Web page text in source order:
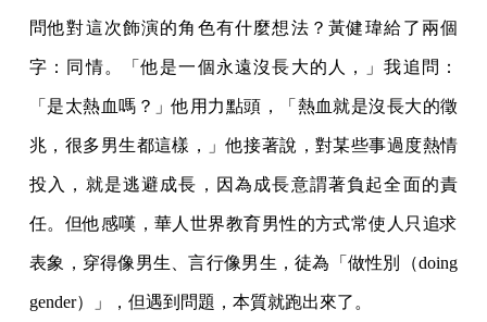
問他對這次飾演的角色有什麼想法？黃健瑋給了兩個
字：同情。「他是一個永遠沒長大的人，」我追問：
「是太熱血嗎？」他用力點頭，「熱血就是沒長大的徵
兆，很多男生都這樣，」他接著說，對某些事過度熱情
投入，就是逃避成長，因為成長意謂著負起全面的責
任。但他感嘆，華人世界教育男性的方式常使人只追求
表象，穿得像男生、言行像男生，徒為「做性別（doing
gender）」，但遇到問題，本質就跑出來了。